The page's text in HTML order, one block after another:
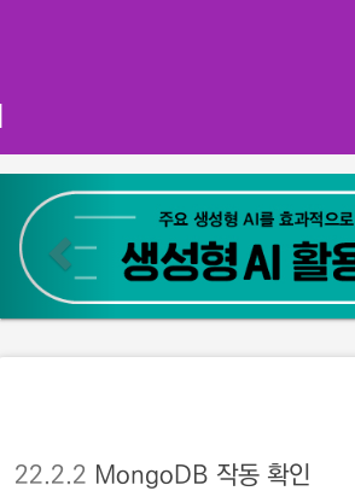
p
e
v
i
o
22.2.2 MongoDB 작동 확인